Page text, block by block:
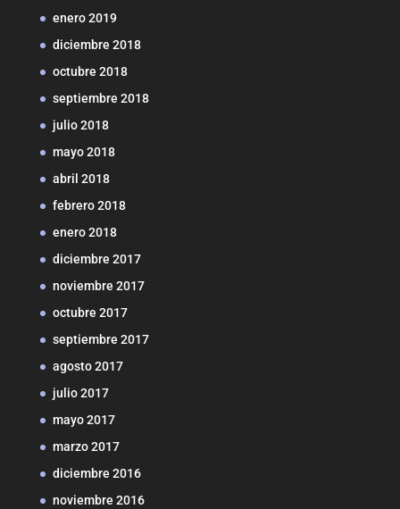
enero 2019
diciembre 2018
octubre 2018
septiembre 2018
julio 2018
mayo 2018
abril 2018
febrero 2018
enero 2018
diciembre 2017
noviembre 2017
octubre 2017
septiembre 2017
agosto 2017
julio 2017
mayo 2017
marzo 2017
diciembre 2016
noviembre 2016